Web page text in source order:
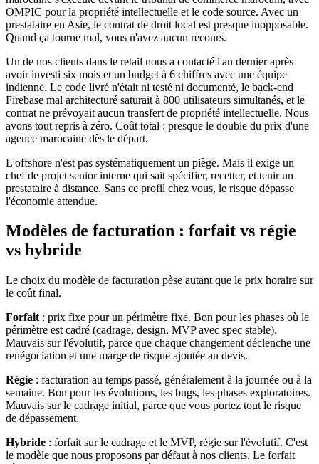
OMPIC pour la propriété intellectuelle et le code source. Avec un
prestataire en Asie, le contrat de droit local est presque inopposable.
Quand ça tourne mal, vous n'avez aucun recours.
Un de nos clients dans le retail nous a contacté l'an dernier après
avoir investi six mois et un budget à 6 chiffres avec une équipe
indienne. Le code livré n'était ni testé ni documenté, le back-end
Firebase mal architecturé saturait à 800 utilisateurs simultanés, et le
contrat ne prévoyait aucun transfert de propriété intellectuelle. Nous
avons tout repris à zéro. Coût total : presque le double du prix d'une
agence marocaine dès le départ.
L'offshore n'est pas systématiquement un piège. Mais il exige un
chef de projet senior interne qui sait spécifier, recetter, et tenir un
prestataire à distance. Sans ce profil chez vous, le risque dépasse
l'économie attendue.
Modèles de facturation : forfait vs régie
vs hybride
Le choix du modèle de facturation pèse autant que le prix horaire sur
le coût final.
Forfait : prix fixe pour un périmètre fixe. Bon pour les phases où le
périmètre est cadré (cadrage, design, MVP avec spec stable).
Mauvais sur l'évolutif, parce que chaque changement déclenche une
renégociation et une marge de risque ajoutée au devis.
Régie : facturation au temps passé, généralement à la journée ou à la
semaine. Bon pour les évolutions, les bugs, les phases exploratoires.
Mauvais sur le cadrage initial, parce que vous portez tout le risque
de dépassement.
Hybride : forfait sur le cadrage et le MVP, régie sur l'évolutif. C'est
le modèle que nous proposons par défaut à nos clients. Le forfait